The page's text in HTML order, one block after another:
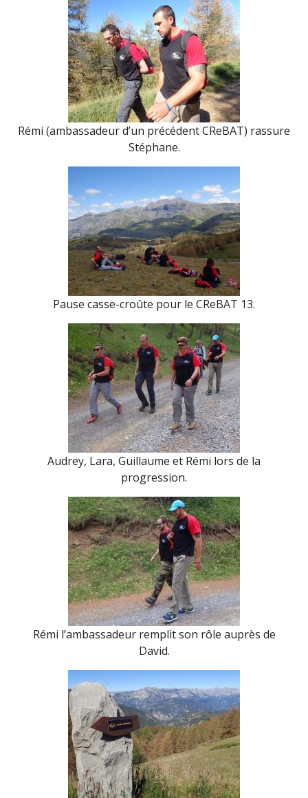
Rémi (ambassadeur d’un précédent CReBAT) rassure
Stéphane.
Pause casse-croûte pour le CReBAT 13.
Audrey, Lara, Guillaume et Rémi lors de la
progression.
Rémi l’ambassadeur remplit son rôle auprès de
David.